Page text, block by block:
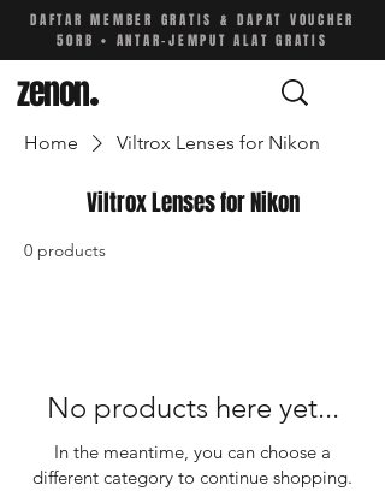
DAFTAR MEMBER GRATIS & DAPAT VOUCHER
50RB • ANTAR-JEMPUT ALAT GRATIS
zenon.
Home Viltrox Lenses for Nikon
Viltrox Lenses for Nikon
0 products
No products here yet...
In the meantime, you can choose a
different category to continue shopping.